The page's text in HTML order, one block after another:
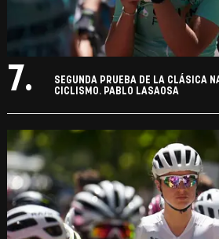
7.
SEGUNDA PRUEBA DE LA CLÁSICA
CICLISMO. PABLO LASAOSA